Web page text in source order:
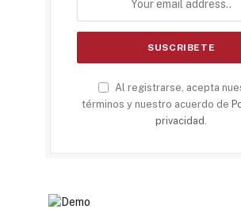
Al registrarse, acepta
términos y nuestro acuerdo de
privacidad